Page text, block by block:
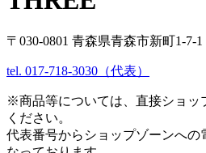
〒030-0801 青森県青森市新町1-7-1
tel. 017-718-3030（代表）
※商品等については、直接ショッ
ください。
代表番号からショップゾーンへの